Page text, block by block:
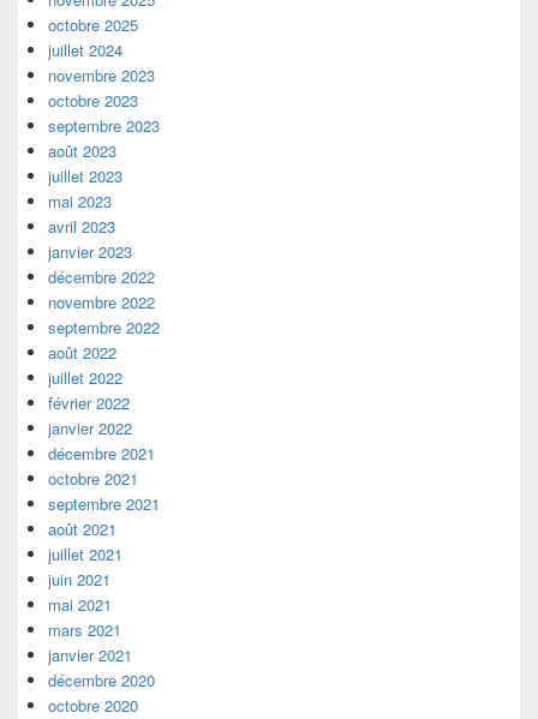
octobre 2025
juillet 2024
novembre 2023
octobre 2023
septembre 2023
août 2023
juillet 2023
mai 2023
avril 2023
janvier 2023
décembre 2022
novembre 2022
septembre 2022
août 2022
juillet 2022
février 2022
janvier 2022
décembre 2021
octobre 2021
septembre 2021
août 2021
juillet 2021
juin 2021
mai 2021
mars 2021
janvier 2021
décembre 2020
octobre 2020